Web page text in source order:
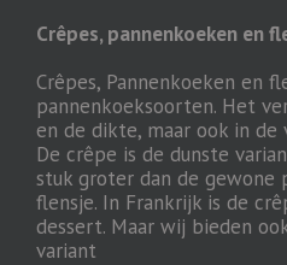
Crêpes, pannenkoeken en
Crêpes, Pannenkoeken en
pannenkoeksoorten. Het
en de dikte, maar ook in
De crêpe is de dunste
stuk groter dan de gewone
flensje. In Frankrijk is de
dessert. Maar wij bieden
variant